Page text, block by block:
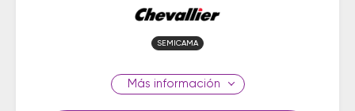
SEMICAMA
información